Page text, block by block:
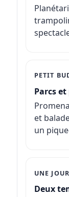
PETIT
Parcs
et
un
UNE
Deux